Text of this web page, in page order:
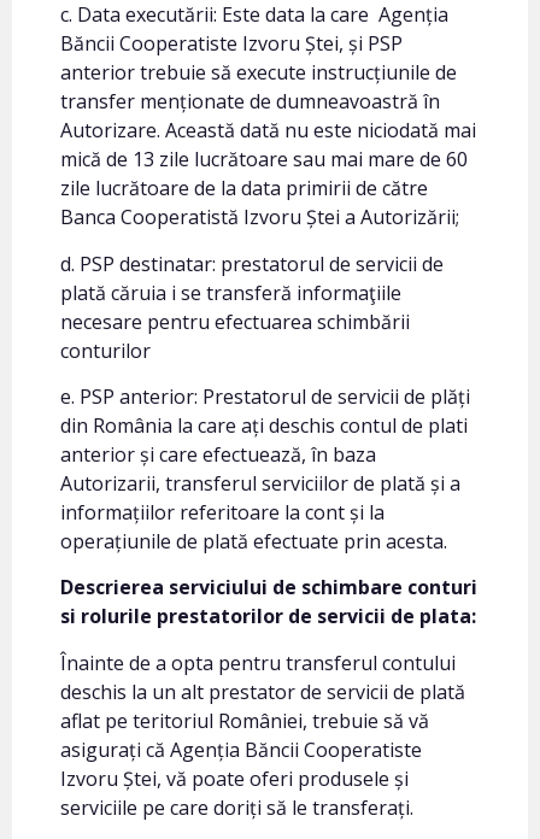
c. Data executării: Este data la care Agenția
Băncii Cooperatiste Izvoru Ștei, și PSP
anterior trebuie să execute instrucțiunile de
transfer menționate de dumneavoastră în
Autorizare. Această dată nu este niciodată mai
mică de 13 zile lucrătoare sau mai mare de 60
zile lucrătoare de la data primirii de către
Banca Cooperatistă Izvoru Ștei a Autorizării;
d. PSP destinatar: prestatorul de servicii de
plată căruia i se transferă informaţiile
necesare pentru efectuarea schimbării
conturilor
e. PSP anterior: Prestatorul de servicii de plăți
din România la care ați deschis contul de plati
anterior și care efectuează, în baza
Autorizarii, transferul serviciilor de plată și a
informațiilor referitoare la cont și la
operațiunile de plată efectuate prin acesta.
Descrierea serviciului de schimbare conturi
si rolurile prestatorilor de servicii de plata:
Înainte de a opta pentru transferul contului
deschis la un alt prestator de servicii de plată
aflat pe teritoriul României, trebuie să vă
asigurați că Agenția Băncii Cooperatiste
Izvoru Ștei, vă poate oferi produsele și
serviciile pe care doriți să le transferați.